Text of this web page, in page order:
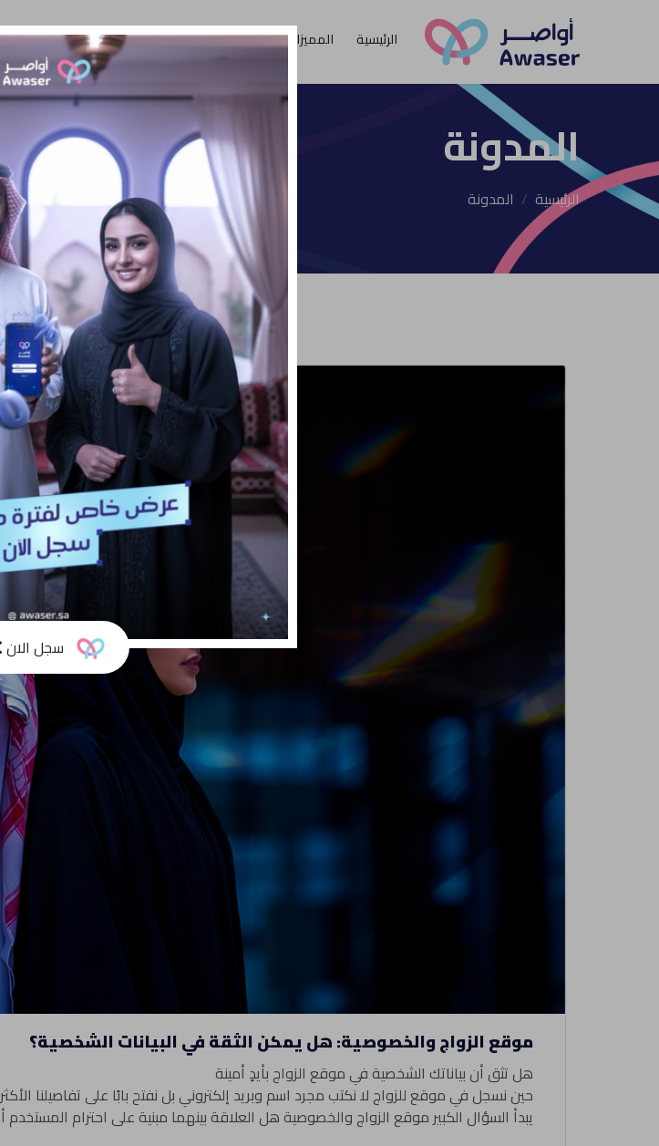
الرئيسية المميزات الأسئلة الشائعة حالات نجاح المدونة
سجل الان
المدونة
الرئيسية المدونة
موقع الزواج والخصوصية: هل يمكن الثقة في البيانات الشخصية؟
هل تثق أن بياناتك الشخصية في موقع الزواج بأيدٍ أمينة
حين نسجل في موقع للزواج لا نكتب مجرد اسم وبريد إلكتروني بل نفتح بابًا على تفاصيلنا
يبدأ السؤال الكبير موقع الزواج والخصوصية هل العلاقة بينهما مبنية على احترام